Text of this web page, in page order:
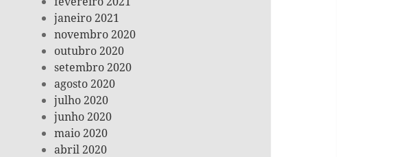
janeiro 2021
novembro 2020
outubro 2020
setembro 2020
agosto 2020
julho 2020
junho 2020
maio 2020
abril 2020